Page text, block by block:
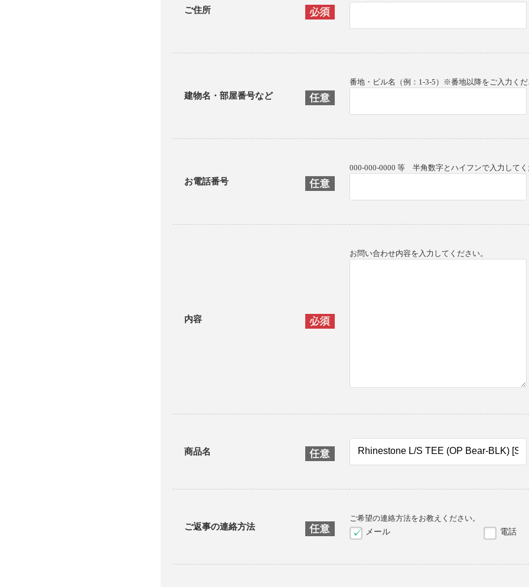
ご住所
建物名・部屋番号など
番地・ビル名（例：1-3-5）※番地以降をご入力くだ
お電話番号
000-000-0000 等 半角数字とハイフンで入力してく
内容
お問い合わせ内容を入力してください。
商品名
ご返事の連絡方法
ご希望の連絡方法をお教えください。
メール
電話